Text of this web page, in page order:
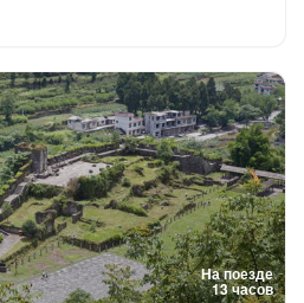
На поезде
13 часов